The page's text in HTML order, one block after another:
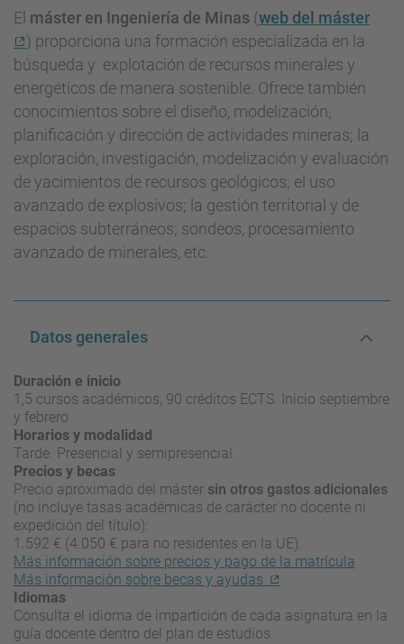
El máster en Ingeniería de Minas (web del máster
) proporciona una formación especializada en la
búsqueda y explotación de recursos minerales y
energéticos de manera sostenible. Ofrece también
conocimientos sobre el diseño, modelización,
planificación y dirección de actividades mineras; la
exploración, investigación, modelización y evaluación
de yacimientos de recursos geológicos; el uso
avanzado de explosivos; la gestión territorial y de
espacios subterráneos; sondeos, procesamiento
avanzado de minerales, etc.
Datos generales
Duración e inicio
1,5 cursos académicos, 90 créditos ECTS. Inicio septiembre
y febrero
Horarios y modalidad
Tarde. Presencial y semipresencial
Precios y becas
Precio aproximado del máster sin otros gastos adicionales
(no incluye tasas académicas de carácter no docente ni
expedición del título):
1.592 € (4.050 € para no residentes en la UE).
Más información sobre precios y pago de la matrícula
Más información sobre becas y ayudas
Idiomas
Consulta el idioma de impartición de cada asignatura en la
guía docente dentro del plan de estudios.